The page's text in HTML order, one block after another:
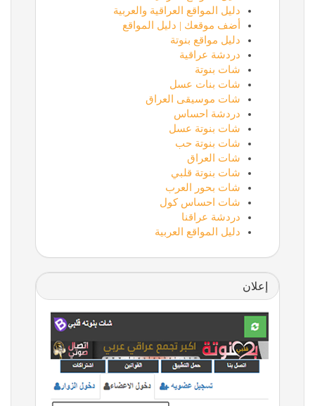
دليل المواقع العراقية والعربية
أضف موقعك | دليل المواقع
دليل مواقع بنوتة
دردشة عراقية
شات بنوتة
شات بنات عسل
شات موسيقى العراق
دردشة احساس
شات بنوتة عسل
شات بنوتة حب
شات العراق
شات بنوتة قلبي
شات بحور العرب
شات احساس كول
دردشة عراقنا
دليل المواقع العربية
إعلان